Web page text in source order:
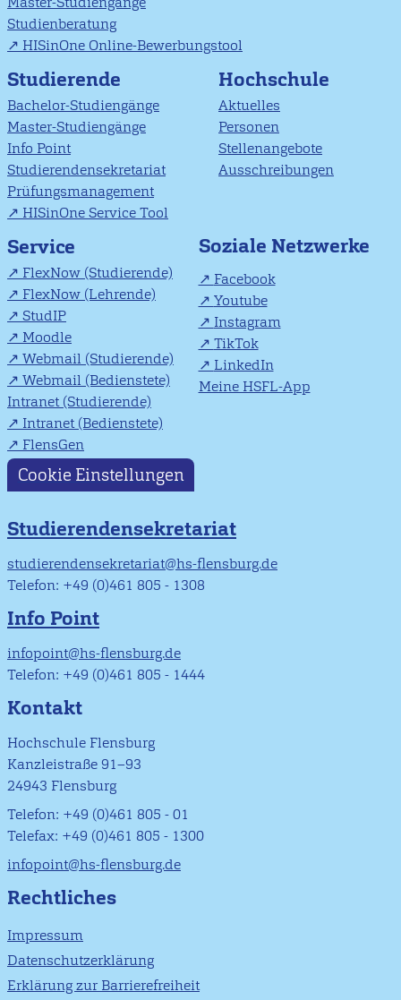
Studienberatung
HISinOne Online-Bewerbungstool
Studierende
Bachelor-Studiengänge
Master-Studiengänge
Info Point
Studierendensekretariat
Prüfungsmanagement
HISinOne Service Tool
Hochschule
Aktuelles
Personen
Stellenangebote
Ausschreibungen
Service
FlexNow (Studierende)
FlexNow (Lehrende)
StudIP
Moodle
Webmail (Studierende)
Webmail (Bedienstete)
Intranet (Studierende)
Intranet (Bedienstete)
FlensGen
Soziale Netzwerke
Facebook
Youtube
Instagram
TikTok
LinkedIn
Meine HSFL-App
Cookie Einstellungen
Studierendensekretariat
studierendensekretariat@hs-flensburg.de
Telefon: +49 (0)461 805 - 1308
Info Point
infopoint@hs-flensburg.de
Telefon: +49 (0)461 805 - 1444
Kontakt
Hochschule Flensburg
Kanzleistraße 91–93
24943 Flensburg
Telefon: +49 (0)461 805 - 01
Telefax: +49 (0)461 805 - 1300
infopoint@hs-flensburg.de
Rechtliches
Impressum
Datenschutzerklärung
Erklärung zur Barrierefreiheit